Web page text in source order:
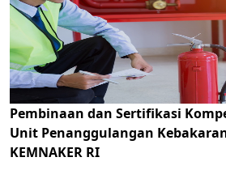
Pembinaan dan Sertifikasi
Unit Penanggulangan
KEMNAKER RI